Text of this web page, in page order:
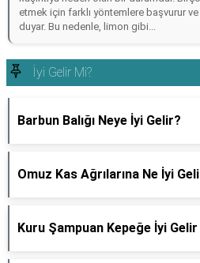
etmek için farklı yöntemlere başvurur
duyar. Bu nedenle, limon gibi...
İyi Gelir Mi?
Barbun Balığı Neye İyi Gelir?
Omuz Kas Ağrılarına Ne İyi
Kuru Şampuan Kepeğe İyi